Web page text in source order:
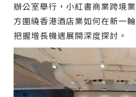
辦公室舉行，小紅書商業跨境
方圍繞香港酒店業如何在新一
把握增長機遇展開深度探討。